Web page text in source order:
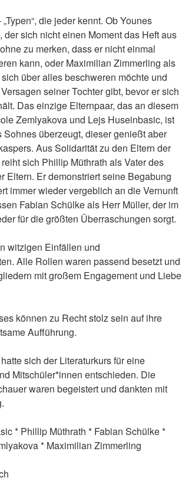
die jeder kennt. Ob Younes
sich nicht einen Moment das Heft aus
zu merken, dass er nicht einmal
kann, oder Maximilian Zimmerling als
über alles beschweren möchte und
seiner Tochter gibt, bevor er sich
Das einzige Elternpaar, das an diesem
Zemlyakova und Lejs Huseinbasic, ist
überzeugt, dieser genießt aber
Aus Solidarität zu den Eltern der
sich Phillip Müthrath als Vater des
Eltern. Er demonstriert seine Begabung
immer wieder vergeblich an die Vernunft
Fabian Schülke als Herr Müller, der im
für die größten Überraschungen sorgt.
witzigen Einfällen und
Alle Rollen waren passend besetzt und
mit großem Engagement und Liebe
können zu Recht stolz sein auf ihre
Aufführung.
sich der Literaturkurs für eine
Mitschüler*innen entschieden. Die
waren begeistert und dankten mit
* Phillip Müthrath * Fabian Schülke *
* Maximilian Zimmerling